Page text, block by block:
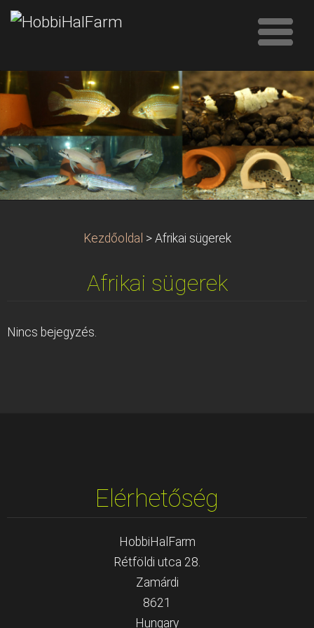
Kezdőoldal > Afrikai sügerek
Afrikai sügerek
Nincs bejegyzés.
Elérhetőség
HobbiHalFarm
Rétföldi utca 28.
Zamárdi
8621
Hungary